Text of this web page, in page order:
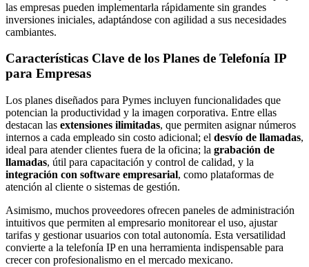
las empresas pueden implementarla rápidamente sin grandes
inversiones iniciales, adaptándose con agilidad a sus necesidades
cambiantes.
Características Clave de los Planes de Telefonía IP
para Empresas
Los planes diseñados para Pymes incluyen funcionalidades que
potencian la productividad y la imagen corporativa. Entre ellas
destacan las extensiones ilimitadas, que permiten asignar números
internos a cada empleado sin costo adicional; el desvío de llamadas,
ideal para atender clientes fuera de la oficina; la grabación de
llamadas, útil para capacitación y control de calidad, y la
integración con software empresarial, como plataformas de
atención al cliente o sistemas de gestión.
Asimismo, muchos proveedores ofrecen paneles de administración
intuitivos que permiten al empresario monitorear el uso, ajustar
tarifas y gestionar usuarios con total autonomía. Esta versatilidad
convierte a la telefonía IP en una herramienta indispensable para
crecer con profesionalismo en el mercado mexicano.